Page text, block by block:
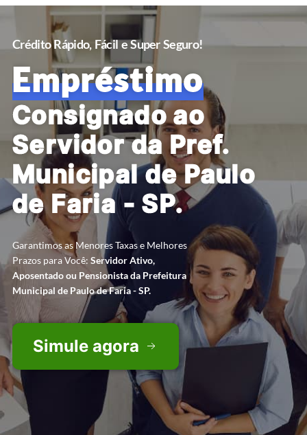
Crédito Rápido, Fácil e Super Seguro!
Empréstimo
Consignado ao
Servidor da Pref.
Municipal de Paulo
de Faria - SP.
Garantimos as Menores Taxas e Melhores
Prazos para Você: Servidor Ativo,
Aposentado ou Pensionista da Prefeitura
Municipal de Paulo de Faria - SP.
Simule agora